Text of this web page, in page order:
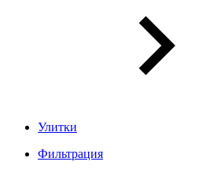
Улитки
Фильтрация